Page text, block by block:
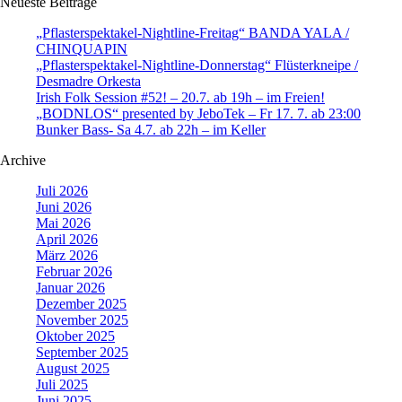
„Pflasterspektakel-Nightline-Freitag“ BANDA YALA /
CHINQUAPIN
„Pflasterspektakel-Nightline-Donnerstag“ Flüsterkneipe /
Desmadre Orkesta
Irish Folk Session #52! – 20.7. ab 19h – im Freien!
„BODNLOS“ presented by JeboTek – Fr 17. 7. ab 23:00
Bunker Bass- Sa 4.7. ab 22h – im Keller
Archive
Juli 2026
Juni 2026
Mai 2026
April 2026
März 2026
Februar 2026
Januar 2026
Dezember 2025
November 2025
Oktober 2025
September 2025
August 2025
Juli 2025